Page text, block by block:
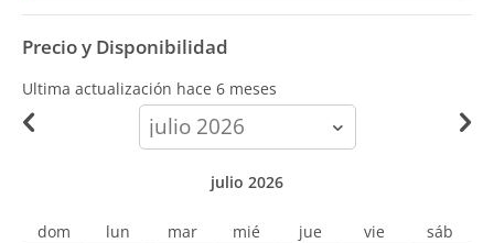
Precio y Disponibilidad
Ultima actualización hace 6 meses
calendar-
month
julio 2026
dom lun mar mié jue vie sáb